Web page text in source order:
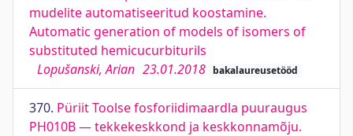
mudelite automatiseeritud koostamine.
Automatic generation of models of isomers of
substituted hemicucurbiturils
Lopušanski, Arian 23.01.2018 bakalaureusetööd
370. Püriit Toolse fosforiidimaardla puuraugus
PH010B — tekkekeskkond ja keskkonnamõju.